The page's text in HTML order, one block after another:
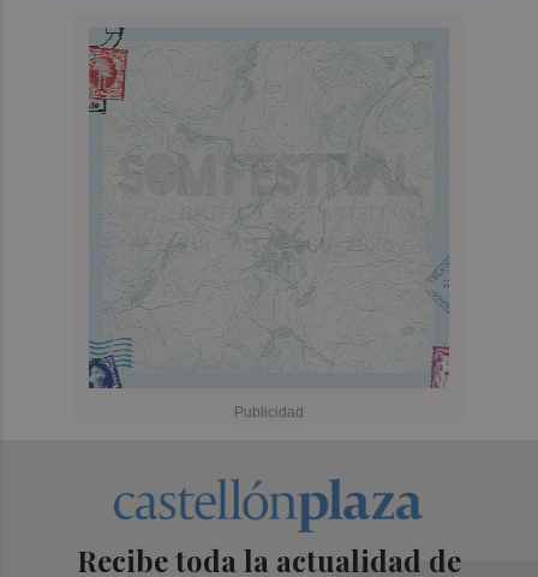
Recibe toda la actualidad de